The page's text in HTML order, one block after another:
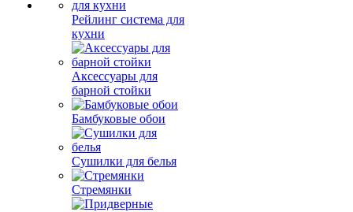
Рейлинг система для
кухни
Аксессуары для
барной стойки
Бамбуковые обои
Сушилки для белья
Стремянки